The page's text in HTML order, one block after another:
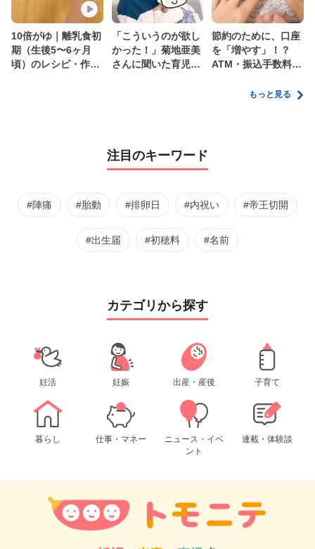
10倍がゆ｜離乳食初
期（生後5〜6ヶ月
頃）のレシピ・作り
「こういうのが欲し
かった！」菊地亜美
さんに聞いた育児
節約のために、口座
を「増やす」！？
ATM・振込手数料の
家計管理術もっと見る
注目のキーワード
#陣痛 #胎動 #排卵日 #内祝い #帝王切開
#出生届 #初穂料 #名前
カテゴリから探す
妊活 妊娠 出産・産後 子育て
暮らし 仕事・マネー
ニュース・イベ
ント
連載・体験談